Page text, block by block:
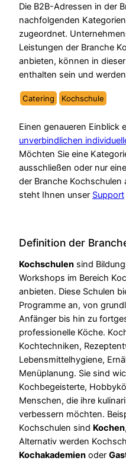
Die B2B-Adressen in der
nachfolgenden
zugeordnet.
Leistungen der Branche
anbieten, können in
enthalten sein und
Catering Kochschule
Einen genaueren Einblick
unverbindlichen
Möchten Sie eine
ausschließen oder nur
der Branche Kochschulen
steht Ihnen unser Support
Definition der
Kochschulen sind
Workshops im Bereich
anbieten. Diese Schulen
Programme an, von
Anfänger bis hin zu
professionelle Köche.
Kochtechniken,
Lebensmittelhygiene,
Menüplanung. Sie sind
Kochbegeisterte,
Menschen, die ihre
verbessern möchten.
Kochschulen sind Kochen,
Alternativ werden
Kochakademien oder